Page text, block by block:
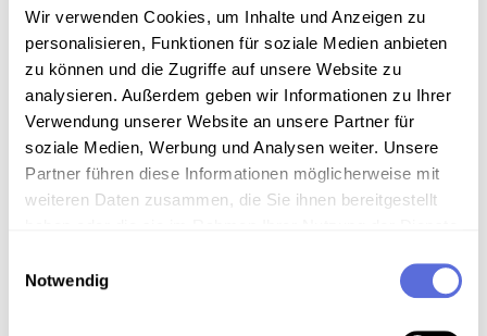
Wir verwenden Cookies, um Inhalte und Anzeigen zu
personalisieren, Funktionen für soziale Medien anbieten
zu können und die Zugriffe auf unsere Website zu
analysieren. Außerdem geben wir Informationen zu Ihrer
Verwendung unserer Website an unsere Partner für
soziale Medien, Werbung und Analysen weiter. Unsere
Partner führen diese Informationen möglicherweise mit
weiteren Daten zusammen, die Sie ihnen bereitgestellt
Notwendig
Inhalt
Man hört einiges, kümmert sich aber oft nicht darum.
Man ist Ohnmächtig und hat Angst um die
Konsequenzen.
Sammlungsgeschichte
Sammlung MenschenLeben
Oral-History-Interview